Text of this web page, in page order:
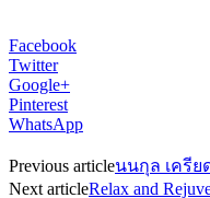
admin
RELATED ARTICLES